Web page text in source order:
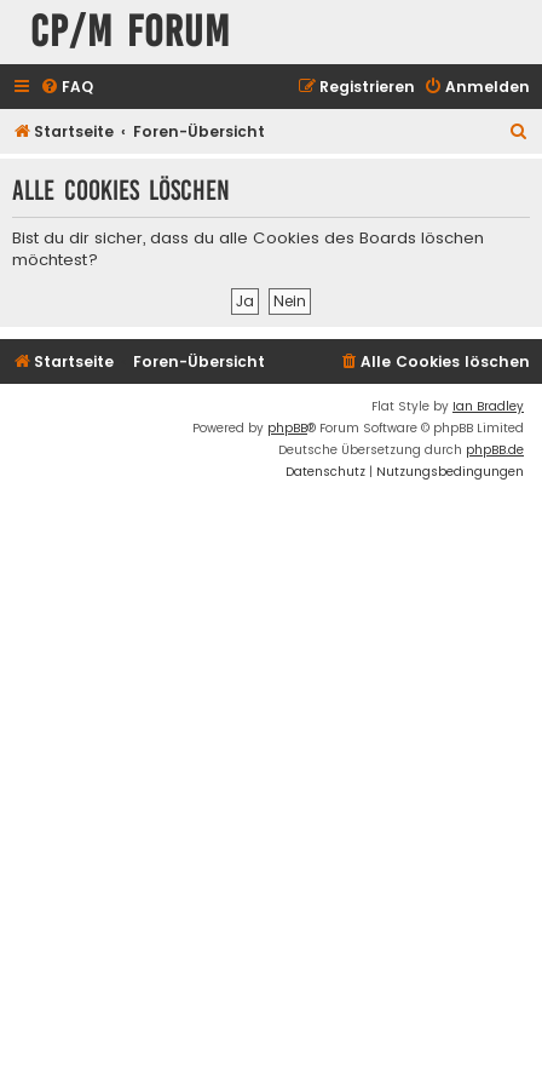
CP/M Forum
FAQ Anmelden
Registrieren
Startseite Foren-Übersicht
h
Alle Cookies löschen
Bist du dir sicher, dass du alle Cookies des Boards löschen
möchtest?
Startseite Foren-Übersicht Alle Cookies löschen
Flat Style by Ian Bradley
Powered by phpBB® Forum Software © phpBB Limited
Deutsche Übersetzung durch phpBB.de
Datenschutz | Nutzungsbedingungen